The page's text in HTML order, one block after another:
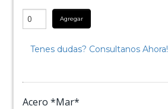
Agregar
Tenes dudas? Consultanos Ahora!
Acero *Mar*